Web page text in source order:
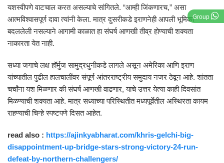
Group
यशस्वीपणे वाटचाल करत असल्याचे सांगितले. “आम्ही जिंकणारच,” असा
आत्मविश्वासपूर्ण दावा त्यांनी केला. मात्र दुसरीकडे इराणनेही आपली भूमिका
बदललेली नसल्याने आगामी काळात हा संघर्ष आणखी तीव्र होण्याची शक्यता
नाकारता येत नाही.
सध्या जगाचे लक्ष हॉर्मुज सामुद्रधुनीकडे लागले असून अमेरिका आणि इराण
यांच्यातील पुढील हालचालींवर संपूर्ण आंतरराष्ट्रीय समुदाय नजर ठेवून आहे. शांतता
चर्चांना यश मिळणार की संघर्ष आणखी वाढणार, याचे उत्तर येत्या काही दिवसांत
मिळण्याची शक्यता आहे. मात्र सध्याच्या परिस्थितीत मध्यपूर्वेतील अस्थिरता कायम
राहण्याची चिन्हे स्पष्टपणे दिसत आहेत.
read also : https://ajinkyabharat.com/khris-gelchi-big-
disappointment-up-bridge-stars-strong-victory-24-run-
defeat-by-northern-challengers/